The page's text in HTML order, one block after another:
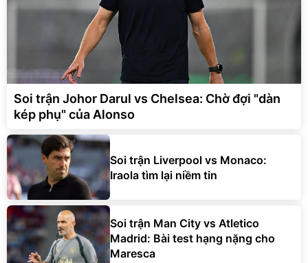
Soi trận Johor Darul vs Chelsea: Chờ đợi "dàn
kép phụ" của Alonso
Soi trận Liverpool vs Monaco:
Iraola tìm lại niềm tin
Soi trận Man City vs Atletico
Madrid: Bài test hạng nặng cho
Maresca